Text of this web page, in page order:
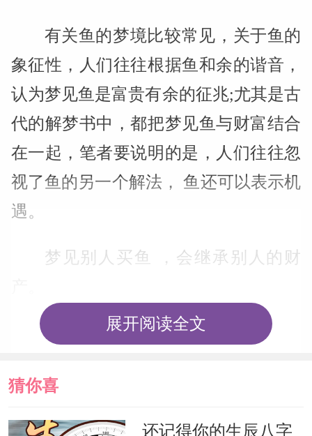
有关鱼的梦境比较常见，关于鱼的
象征性，人们往往根据鱼和余的谐音，
认为梦见鱼是富贵有余的征兆;尤其是古
代的解梦书中，都把梦见鱼与财富结合
在一起，笔者要说明的是，人们往往忽
视了鱼的另一个解法， 鱼还可以表示机
遇。
梦见别人买鱼 ，会继承别人的财
梦见别人买鱼 ，预示着会继承别人
展开阅读全文
猜你喜
欢
还记得你的生辰八字